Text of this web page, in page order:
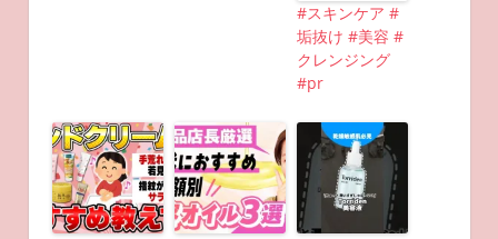
#スキンケア #
垢抜け #美容 #
クレンジング
#pr